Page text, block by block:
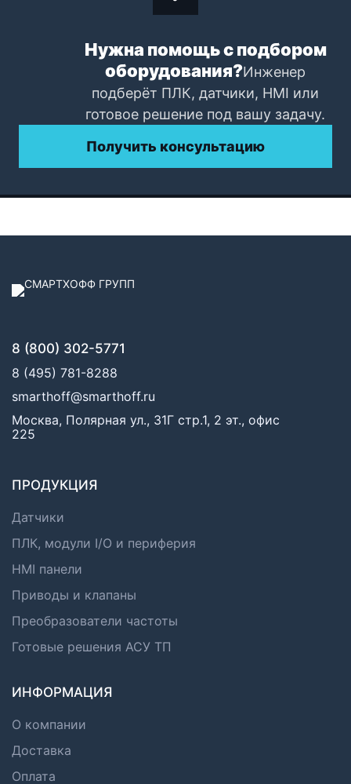
Нужна помощь с подбором
оборудования?Инженер
подберёт ПЛК, датчики, HMI или
готовое решение под вашу задачу.
Получить консультацию
8 (800) 302-5771
8 (495) 781-8288
smarthoff@smarthoff.ru
Москва, Полярная ул., 31Г стр.1, 2 эт., офис
225
ПРОДУКЦИЯ
Датчики
ПЛК, модули I/O и периферия
HMI панели
Приводы и клапаны
Преобразователи частоты
Готовые решения АСУ ТП
ИНФОРМАЦИЯ
О компании
Доставка
Оплата